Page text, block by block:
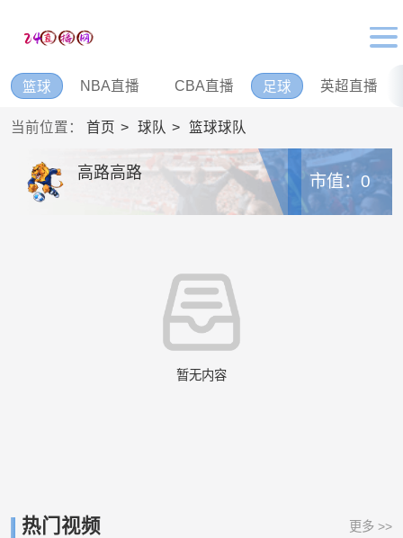
篮球 NBA直播 CBA直播 足球 英超直播
当前位置： 首页 球队 篮球球队
高路高路 市值：0
暂无内容
热门视频 更多 >>